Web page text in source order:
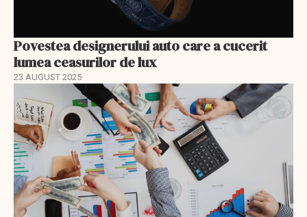
Povestea designerului auto care a cucerit
lumea ceasurilor de lux
23 AUGUST 2025